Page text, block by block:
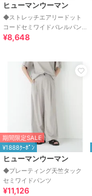
ヒューマンウーマン
◆ストレッチエアリードット
コードセミワイドバレルパン
ツ
¥8,648
期間限定SALE
¥1888ｸｰﾎﾟﾝ
ヒューマンウーマン
◆プレーティング天竺タック
セミワイドパンツ
¥11,126